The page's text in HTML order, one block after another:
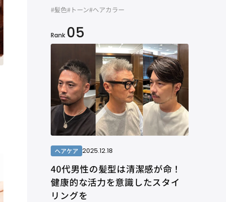
#髪色#トーン#ヘアカラー
Rank 05
ヘアケア 2025.12.18
40代男性の髪型は清潔感が命！
健康的な活力を意識したスタイ
リングを